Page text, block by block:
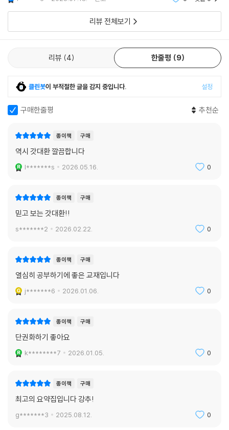
리뷰 전체보기
리뷰 4 한줄평 9
클린봇이 부적절한 글을 감지 중입니다. 설정
구매한줄평 추천순
종이책 구매
역시 갓대환 깔끔합니다
l*******s 2026.05.16. 0
종이책 구매
믿고 보는 갓대환!!
s*******2 2026.02.22. 0
종이책 구매
열심히 공부하기에 좋은 교재입니다
j*******6 2026.01.06. 0
종이책 구매
단권화하기 좋아요
k********7 2026.01.05. 0
종이책 구매
최고의 요약집입니다 강추!
g*******3 2025.08.12. 0